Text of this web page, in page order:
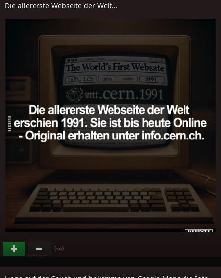
Die allererste Webseite der Welt...
(+28)